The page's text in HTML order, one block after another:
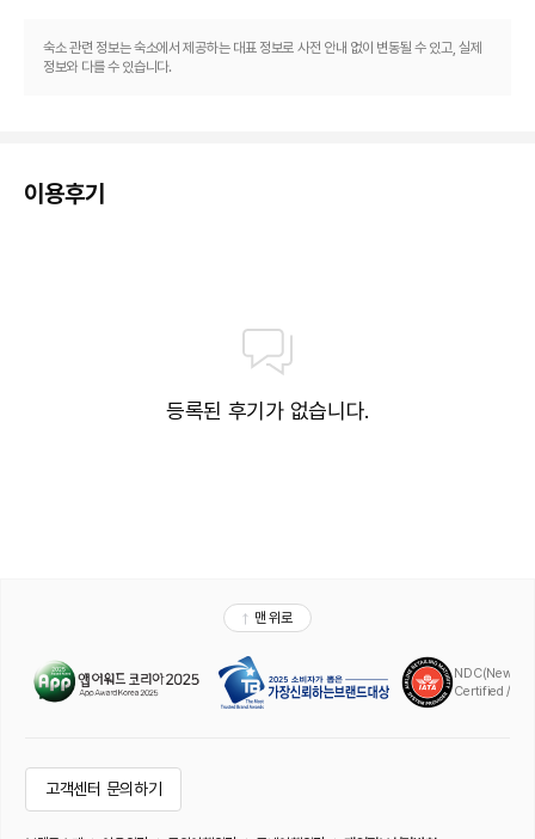
숙소 관련 정보는 숙소에서 제공하는 대표 정보로 사전 안내 없이 변동될 수 있고, 실제
정보와 다를 수 있습니다.
이용후기
등록된 후기가 없습니다.